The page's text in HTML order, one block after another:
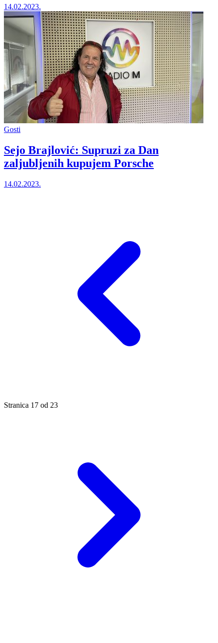
14.02.2023.
Gosti
Sejo Brajlović: Supruzi za Dan
zaljubljenih kupujem Porsche
14.02.2023.
Stranica 17 od 23